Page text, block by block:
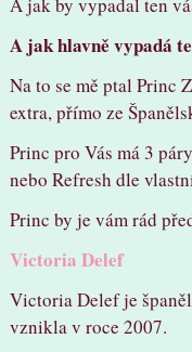
A jak hlavně vypadá
Na to se mě ptal Princ
extra, přímo ze
Princ pro Vás má 3
nebo Refresh dle
Princ by je vám rád
Victoria Delef
Victoria Delef je
vznikla v roce 2007.